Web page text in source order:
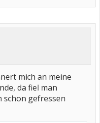
mich an meine
da fiel man
schon gefressen